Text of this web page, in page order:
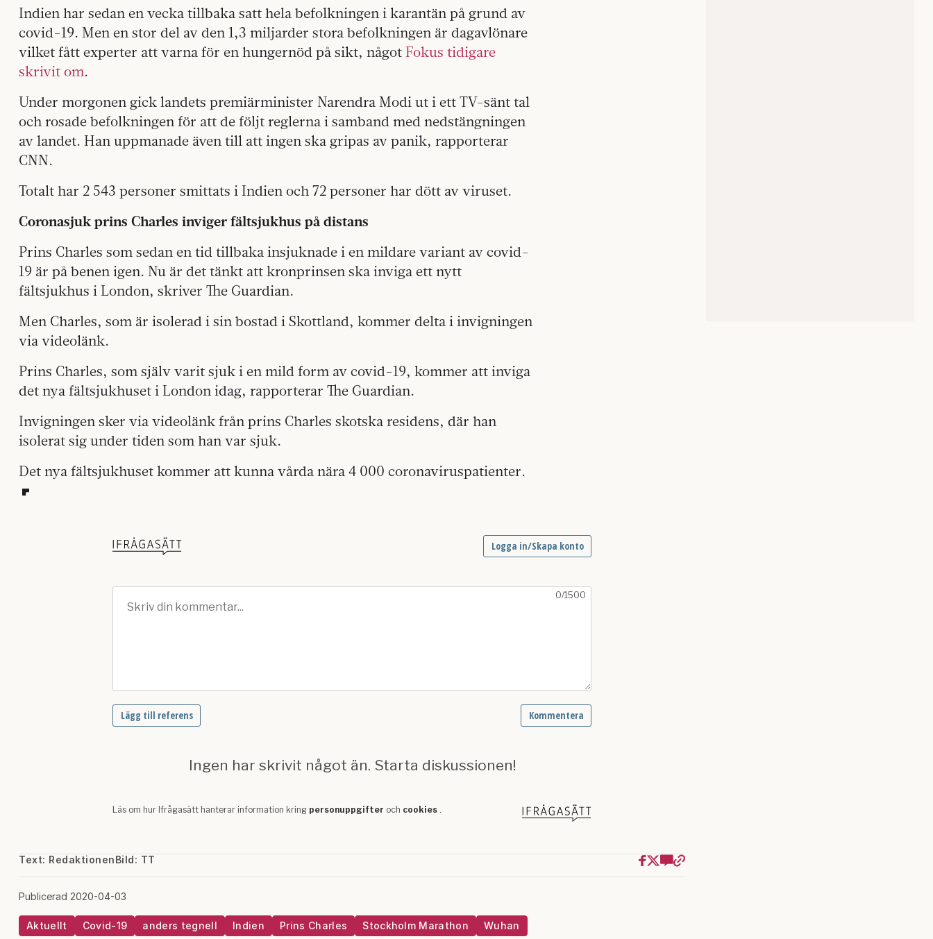
Indien har sedan en vecka tillbaka satt hela befolkningen i karantän på grund av
covid-19. Men en stor del av den 1,3 miljarder stora befolkningen är dagavlönare
vilket fått experter att varna för en hungernöd på sikt, något Fokus tidigare
skrivit om.
Under morgonen gick landets premiärminister Narendra Modi ut i ett TV-sänt tal
och rosade befolkningen för att de följt reglerna i samband med nedstängningen
av landet. Han uppmanade även till att ingen ska gripas av panik, rapporterar
CNN.
Totalt har 2 543 personer smittats i Indien och 72 personer har dött av viruset.
Coronasjuk prins Charles inviger fältsjukhus på distans
Prins Charles som sedan en tid tillbaka insjuknade i en mildare variant av covid-
19 är på benen igen. Nu är det tänkt att kronprinsen ska inviga ett nytt
fältsjukhus i London, skriver The Guardian.
Men Charles, som är isolerad i sin bostad i Skottland, kommer delta i invigningen
via videolänk.
Prins Charles, som själv varit sjuk i en mild form av covid-19, kommer att inviga
det nya fältsjukhuset i London idag, rapporterar The Guardian.
Invigningen sker via videolänk från prins Charles skotska residens, där han
isolerat sig under tiden som han var sjuk.
Det nya fältsjukhuset kommer att kunna vårda nära 4 000 coronaviruspatienter.
Text: RedaktionenBild: TT
Publicerad 2020-04-03
Aktuellt Covid-19 anders tegnell Indien Prins Charles Stockholm Marathon Wuhan